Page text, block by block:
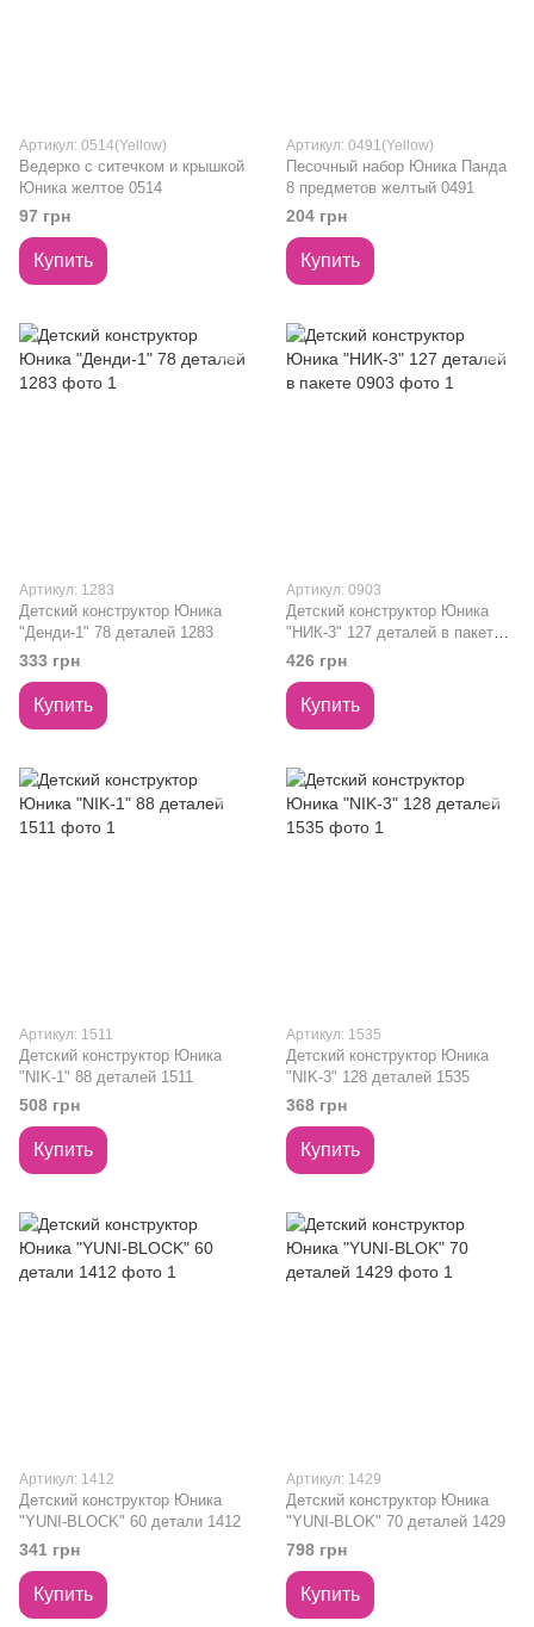
Артикул: 0514(Yellow)
Ведерко с ситечком и крышкой
Юника желтое 0514
97 грн
Купить
Артикул: 0491(Yellow)
Песочный набор Юника Панда
8 предметов желтый 0491
204 грн
Купить
Артикул: 1283
Детский конструктор Юника
"Денди-1" 78 деталей 1283
333 грн
Купить
Артикул: 0903
Детский конструктор Юника
"НИК-3" 127 деталей в пакете
0903
426 грн
Купить
Артикул: 1511
Детский конструктор Юника
"NIK-1" 88 деталей 1511
508 грн
Купить
Артикул: 1535
Детский конструктор Юника
"NIK-3" 128 деталей 1535
368 грн
Купить
Артикул: 1412
Детский конструктор Юника
"YUNI-BLOCK" 60 детали 1412
341 грн
Купить
Артикул: 1429
Детский конструктор Юника
"YUNI-BLOK" 70 деталей 1429
798 грн
Купить